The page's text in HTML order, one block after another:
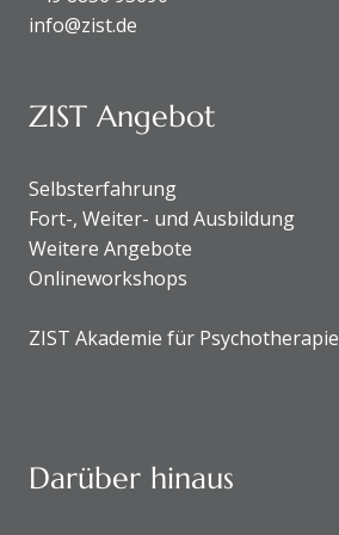
info@zist.de
ZIST Angebot
Selbsterfahrung
Fort-, Weiter- und Ausbildung
Weitere Angebote
Onlineworkshops
ZIST Akademie für Psychotherapie
Darüber hinaus